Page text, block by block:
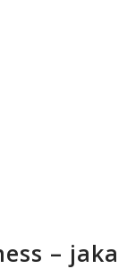
– jaka